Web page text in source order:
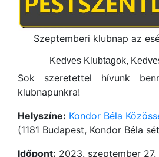
Szeptemberi klubnap az
Kedves Klubtagok,
Sok szeretettel hívunk
klubnapunkra!
Helyszíne: Kondor Béla
(1181 Budapest, Kondor Béla
Időpont: 2023. szeptember